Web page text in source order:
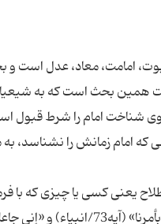
امامت، معاد، عدل است
شناخت امام را شرط قبول
یعنی کسی یا چیزی که با